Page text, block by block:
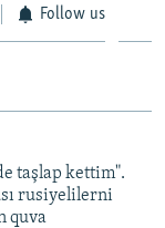
Follow us
taşlap kettim".
rusiyelilerni
quva